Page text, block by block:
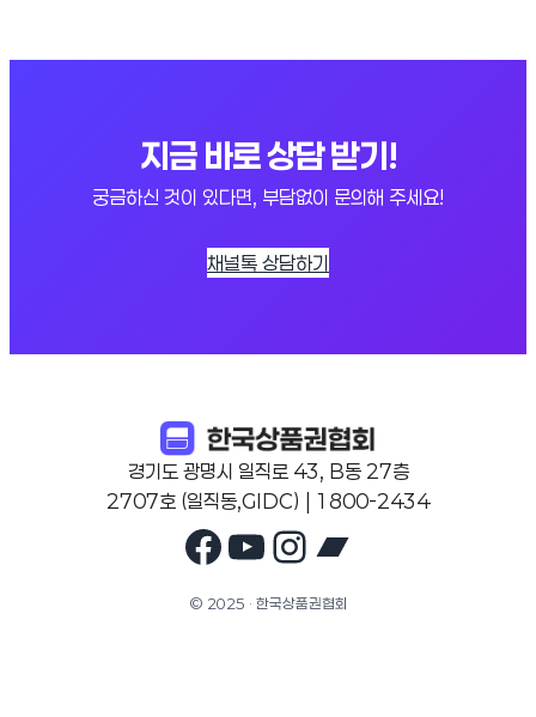
지금 바로 상담 받기!
궁금하신 것이 있다면, 부담없이 문의해 주세요!
채널톡 상담하기
경기도 광명시 일직로 43, B동 27층
2707호 (일직동,GIDC) | 1800-2434
Facebook
YouTube
Instagram
© 2025 · 한국상품권협회